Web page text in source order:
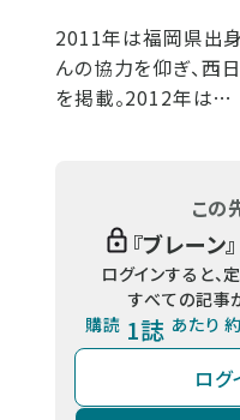
2011年は福岡県出
んの協力を仰ぎ、西
を掲載。2012年は…
この
『ブレーン
ログインすると、
すべての記事
購読 1誌 あたり 約
ログ